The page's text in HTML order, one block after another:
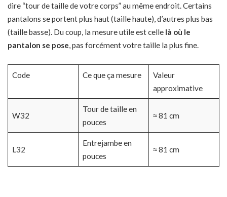
dire “tour de taille de votre corps” au même endroit. Certains
pantalons se portent plus haut (taille haute), d’autres plus bas
(taille basse). Du coup, la mesure utile est celle là où le
pantalon se pose, pas forcément votre taille la plus fine.
Code Ce que ça mesure
Valeur
approximative
W32
Tour de taille en
pouces
≈ 81 cm
L32
Entrejambe en
pouces
≈ 81 cm